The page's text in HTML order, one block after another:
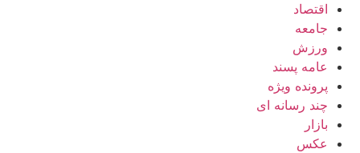
اقتصاد
جامعه
ورزش
عامه پسند
پرونده ویژه
چند رسانه ای
بازار
عکس